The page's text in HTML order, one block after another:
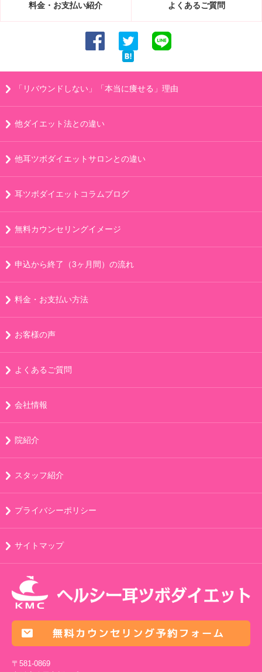
料金・お支払い紹介 よくあるご質問
「リバウンドしない」「本当に痩せる」理由
他ダイエット法との違い
他耳ツボダイエットサロンとの違い
耳ツボダイエットコラムブログ
無料カウンセリングイメージ
申込から終了（3ヶ月間）の流れ
料金・お支払い方法
お客様の声
よくあるご質問
会社情報
院紹介
スタッフ紹介
プライバシーポリシー
サイトマップ
〒581-0869